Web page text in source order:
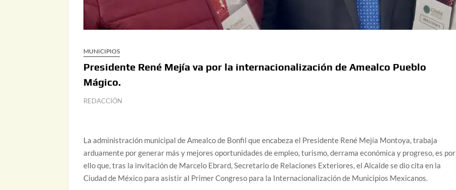
MUNICIPIOS
Presidente René Mejía va por la internacionalización de Amealco Pueblo
Mágico.
REDACCIÓN
La administración municipal de Amealco de Bonfil que encabeza el Presidente René Mejía Montoya, trabaja
arduamente por generar más y mejores oportunidades de empleo, turismo, derrama económica y progreso, es por
ello que, tras la invitación de Marcelo Ebrard, Secretario de Relaciones Exteriores, el Alcalde se dio cita en la
Ciudad de México para asistir al Primer Congreso para la Internacionalización de Municipios Mexicanos.